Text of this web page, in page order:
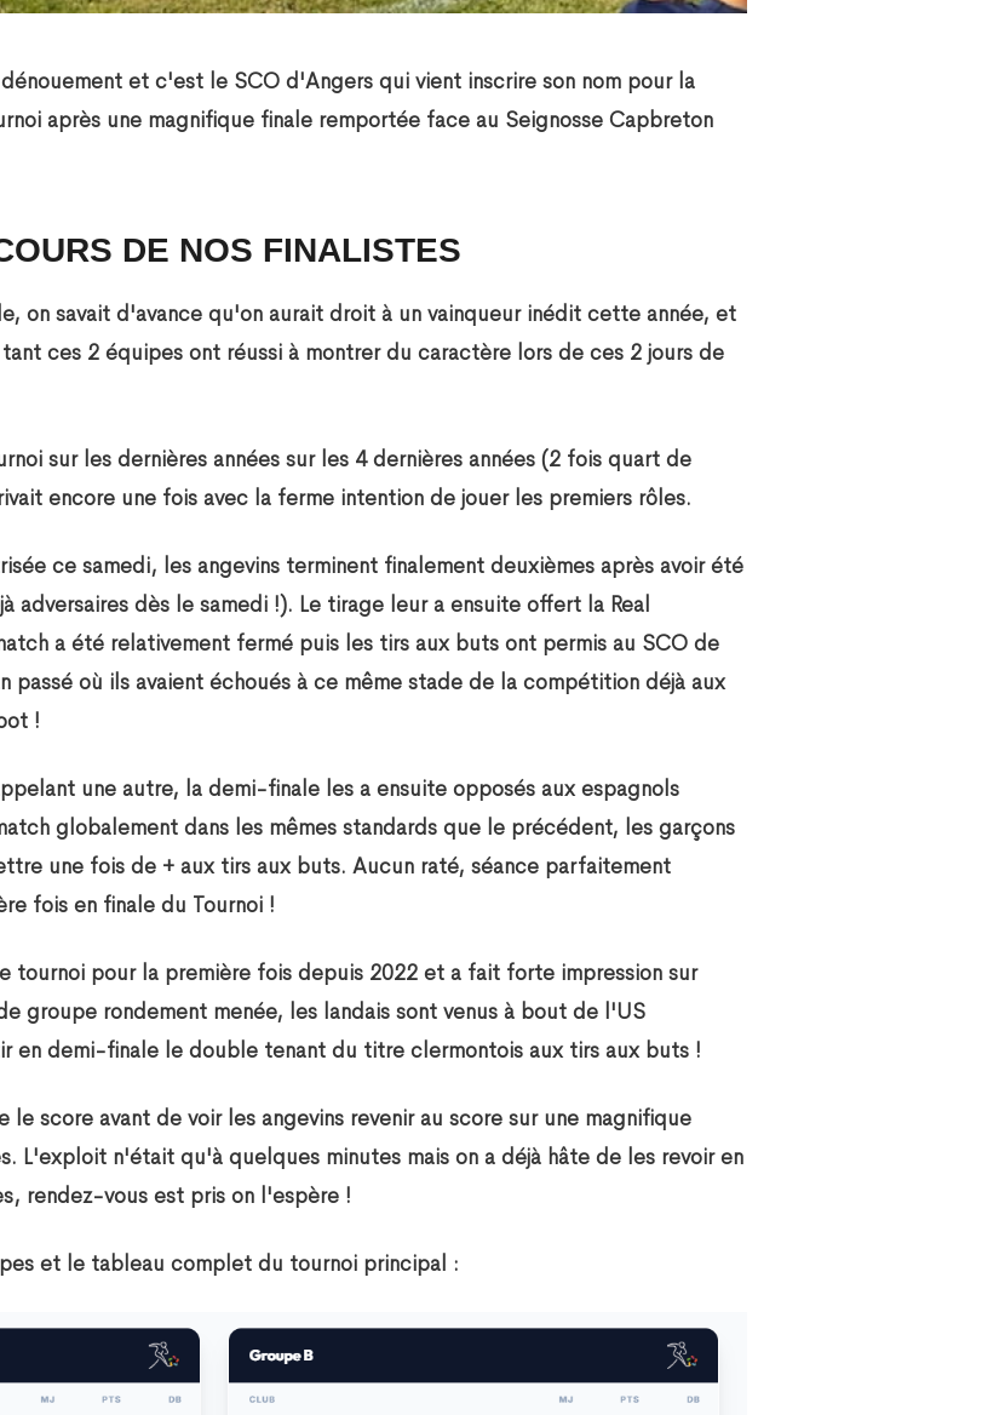
et c'est le SCO d'Angers qui vient inscrire son nom pour la
après une magnifique finale remportée face au Seignosse Capbreton
DE NOS FINALISTES
on savait d'avance qu'on aurait droit à un vainqueur inédit cette année, et
ces 2 équipes ont réussi à montrer du caractère lors de ces 2 jours de
sur les dernières années sur les 4 dernières années (2 fois quart de
encore une fois avec la ferme intention de jouer les premiers rôles.
ce samedi, les angevins terminent finalement deuxièmes après avoir été
adversaires dès le samedi !). Le tirage leur a ensuite offert la Real
a été relativement fermé puis les tirs aux buts ont permis au SCO de
où ils avaient échoués à ce même stade de la compétition déjà aux
!
une autre, la demi-finale les a ensuite opposés aux espagnols
globalement dans les mêmes standards que le précédent, les garçons
une fois de + aux tirs aux buts. Aucun raté, séance parfaitement
fois en finale du Tournoi !
tournoi pour la première fois depuis 2022 et a fait forte impression sur
groupe rondement menée, les landais sont venus à bout de l'US
en demi-finale le double tenant du titre clermontois aux tirs aux buts !
score avant de voir les angevins revenir au score sur une magnifique
L'exploit n'était qu'à quelques minutes mais on a déjà hâte de les revoir en
rendez-vous est pris on l'espère !
et le tableau complet du tournoi principal :